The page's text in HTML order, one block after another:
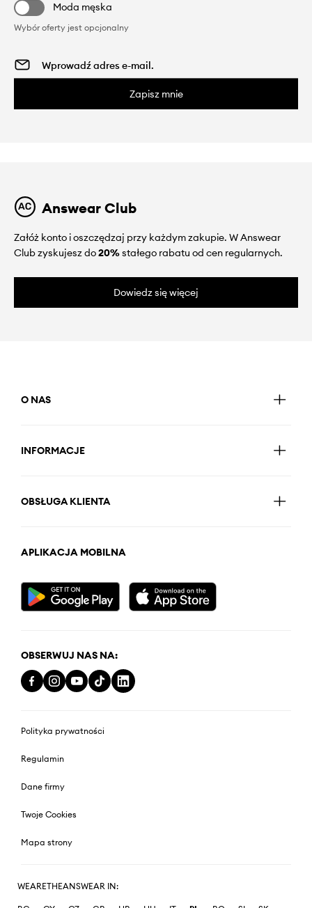
Moda męska
Wybór oferty jest opcjonalny
Zapisz mnie
Answear Club
Załóż konto i oszczędzaj przy każdym zakupie. W Answear
Club zyskujesz do20%stałego rabatu od cen regularnych.
Dowiedz się więcej
O NAS
INFORMACJE
OBSŁUGA KLIENTA
APLIKACJA MOBILNA
OBSERWUJ NAS NA:
Polityka prywatności
Regulamin
Dane firmy
Twoje Cookies
Mapa strony
WEARETHEANSWEAR IN: